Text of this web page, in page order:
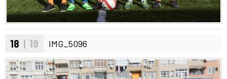
18 | 19 IMG_5096